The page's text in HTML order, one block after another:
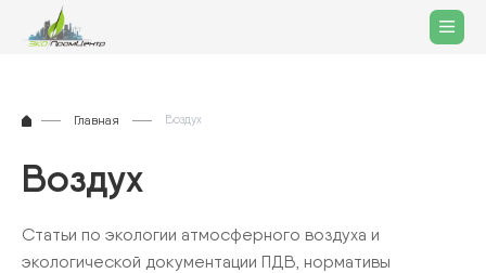
Главная Воздух
Воздух
Статьи по экологии атмосферного воздуха и
экологической документации ПДВ, нормативы